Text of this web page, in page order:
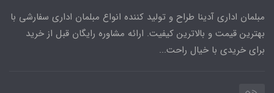
مبلمان اداری آدینا طراح و تولید کننده انواع مبلمان اداری سفارشی با
بهترین قیمت و بالاترین کیفیت. ارائه مشاوره رایگان قبل از خرید
برای خریدی با خیال راحت...